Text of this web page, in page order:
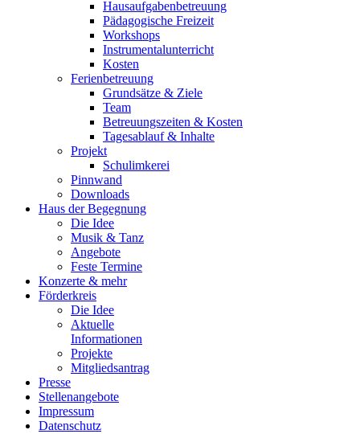
Hausaufgabenbetreuung
Pädagogische Freizeit
Workshops
Instrumentalunterricht
Kosten
Ferienbetreuung
Grundsätze & Ziele
Team
Betreuungszeiten & Kosten
Tagesablauf & Inhalte
Projekt
Schulimkerei
Pinnwand
Downloads
Haus der Begegnung
Die Idee
Musik & Tanz
Angebote
Feste Termine
Konzerte & mehr
Förderkreis
Die Idee
Aktuelle
Informationen
Projekte
Mitgliedsantrag
Presse
Stellenangebote
Impressum
Datenschutz